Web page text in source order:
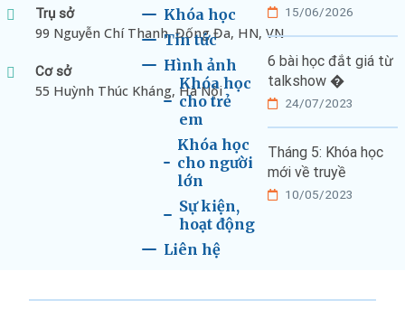
Trụ sở
99 Nguyễn Chí Thanh, Đống Đa, HN, VN
Cơ sở
55 Huỳnh Thúc Kháng, Hà Nội
Khóa học
Tin tức
Hình ảnh
Khóa học
cho trẻ
em
Khóa học
cho người
lớn
Sự kiện,
hoạt động
Liên hệ
15/06/2026
6 bài học đắt giá từ
talkshow �
24/07/2023
Tháng 5: Khóa học
mới về truyề
10/05/2023